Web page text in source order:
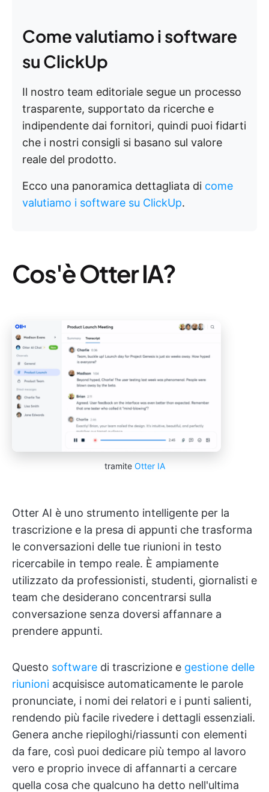
Come valutiamo i software
su ClickUp
Il nostro team editoriale segue un processo
trasparente, supportato da ricerche e
indipendente dai fornitori, quindi puoi fidarti
che i nostri consigli si basano sul valore
reale del prodotto.
Ecco una panoramica dettagliata di come
valutiamo i software su ClickUp.
Cos'è Otter IA?
tramite Otter IA
Otter AI è uno strumento intelligente per la
trascrizione e la presa di appunti che trasforma
le conversazioni delle tue riunioni in testo
ricercabile in tempo reale. È ampiamente
utilizzato da professionisti, studenti, giornalisti e
team che desiderano concentrarsi sulla
conversazione senza doversi affannare a
prendere appunti.
Questo software di trascrizione e gestione delle
riunioni acquisisce automaticamente le parole
pronunciate, i nomi dei relatori e i punti salienti,
rendendo più facile rivedere i dettagli essenziali.
Genera anche riepiloghi/riassunti con elementi
da fare, così puoi dedicare più tempo al lavoro
vero e proprio invece di affannarti a cercare
quella cosa che qualcuno ha detto nell'ultima